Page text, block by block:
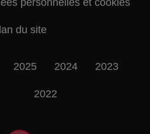
personnelles et cookies
du site
2025 2024 2023
2022